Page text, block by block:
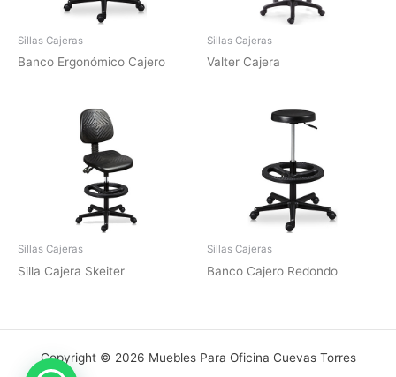
Sillas Cajeras
Banco Ergonómico Cajero
Sillas Cajeras
Valter Cajera
Sillas Cajeras
Silla Cajera Skeiter
Sillas Cajeras
Banco Cajero Redondo
Copyright © 2026 Muebles Para Oficina Cuevas Torres